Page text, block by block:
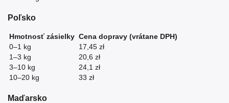
Poľsko
Hmotnosť zásielky Cena dopravy (vrátane DPH)
0–1 kg
17,45 zł
1–3 kg
20,6 zł
3–10 kg
24,1 zł
10–20 kg
33 zł
Maďarsko